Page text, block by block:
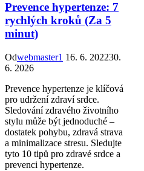
Prevence hypertenze: 7
rychlých kroků (Za 5
minut)
Odwebmaster1 16. 6. 202230.
6. 2026
Prevence hypertenze je klíčová
pro udržení zdraví srdce.
Sledování zdravého životního
stylu může být jednoduché –
dostatek pohybu, zdravá strava
a minimalizace stresu. Sledujte
tyto 10 tipů pro zdravé srdce a
prevenci hypertenze.